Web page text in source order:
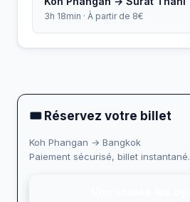
3h 18min · À partir de 8€
🎟 Réservez votre billet
Koh Phangan → Bangkok
Paiement sécurisé, billet instantané.